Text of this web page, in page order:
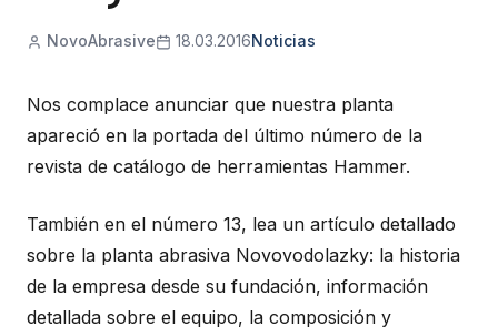
NovoAbrasive 18.03.2016Noticias
Nos complace anunciar que nuestra planta
apareció en la portada del último número de la
revista de catálogo de herramientas Hammer.
También en el número 13, lea un artículo detallado
sobre la planta abrasiva Novovodolazky: la historia
de la empresa desde su fundación, información
detallada sobre el equipo, la composición y